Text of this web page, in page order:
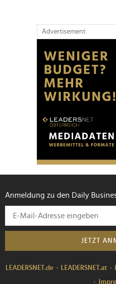
Advertisement
Anmeldung zu den Daily
JETZT
LEADERSNET.de LEADERSNET.at